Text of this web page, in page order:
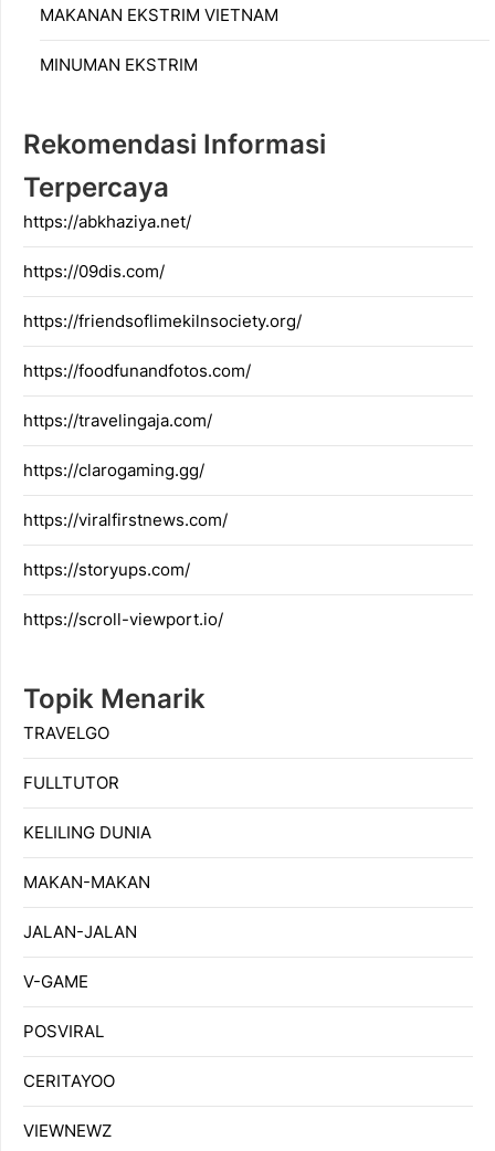
MAKANAN EKSTRIM VIETNAM
MINUMAN EKSTRIM
Rekomendasi Informasi
Terpercaya
https://abkhaziya.net/
https://09dis.com/
https://friendsoflimekilnsociety.org/
https://foodfunandfotos.com/
https://travelingaja.com/
https://clarogaming.gg/
https://viralfirstnews.com/
https://storyups.com/
https://scroll-viewport.io/
Topik Menarik
TRAVELGO
FULLTUTOR
KELILING DUNIA
MAKAN-MAKAN
JALAN-JALAN
V-GAME
POSVIRAL
CERITAYOO
VIEWNEWZ